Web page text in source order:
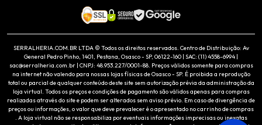
SERRALHERIA.COM.BR LTDA © Todos os direitos reservados. Centro de Distribuição: Av
General Pedro Pinho, 1401, Pestana, Osasco - SP, 06122-160 | SAC: (11) 4558-6994 |
sac@serralheria.com.br | CNPJ: 48.953.227/0001-88. Preços válidos somente para compras
na internet não valendo para nossas lojas físicas de Osasco - SP. É proibida a reprodução
total ou parcial de qualquer conteúdo deste site sem autorização prévia da administração da
loja virtual. Todos os preços e condições de pagamento são válidos apenas para compras
realizadas através do site e podem ser alterados sem aviso prévio. Em caso de divergência de
preços ou informações, o valor que deve prevalecer é o apresentado no carrinho de compras
. A loja virtual não se responsabiliza por eventuais informações imprecisas ou inexatas